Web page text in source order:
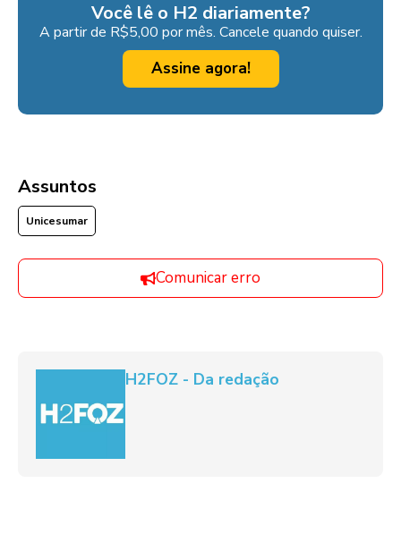
Você lê o H2 diariamente?
A partir de R$5,00 por mês. Cancele quando quiser.
Assine agora!
Assuntos
Unicesumar
Comunicar erro
H2FOZ - Da redação